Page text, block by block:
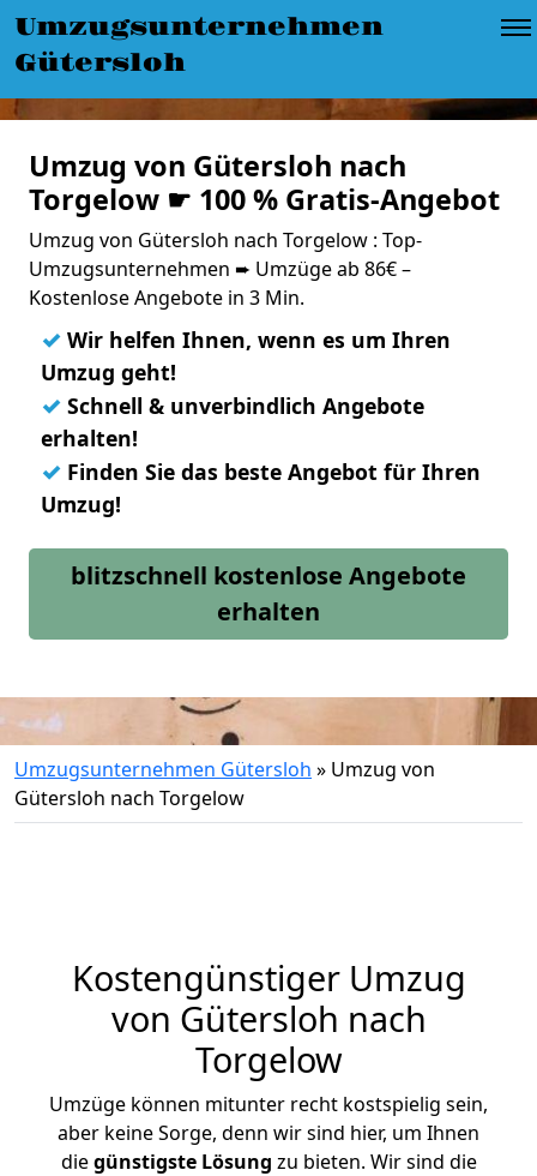
Umzugsunternehmen
Gütersloh
Umzug von Gütersloh nach
Torgelow ☛ 100 % Gratis-Angebot
Umzug von Gütersloh nach Torgelow : Top-
Umzugsunternehmen ➨ Umzüge ab 86€ –
Kostenlose Angebote in 3 Min.
✓ Wir helfen Ihnen, wenn es um Ihren
Umzug geht!
✓ Schnell & unverbindlich Angebote
erhalten!
✓ Finden Sie das beste Angebot für Ihren
Umzug!
blitzschnell kostenlose Angebote
erhalten
Umzugsunternehmen Gütersloh » Umzug von
Gütersloh nach Torgelow
Kostengünstiger Umzug
von Gütersloh nach
Torgelow
Umzüge können mitunter recht kostspielig sein,
aber keine Sorge, denn wir sind hier, um Ihnen
diegünstigste Lösung zu bieten. Wir sind die